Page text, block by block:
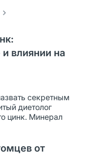
влиянии на
секретным
диетолог
цинк. Минерал
от